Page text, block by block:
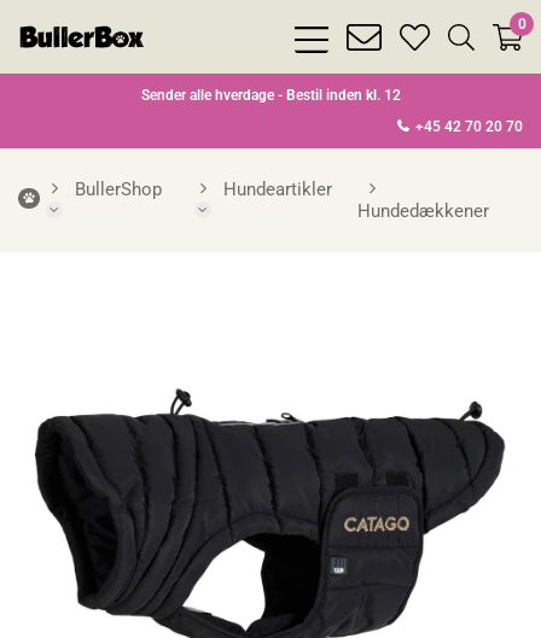
bars
light
envelope
heart
search
0
Sender alle hverdage - Bestil inden kl. 12
+45 42 70 20 70
BullerShop
Hundeartikler
Hundedækkener